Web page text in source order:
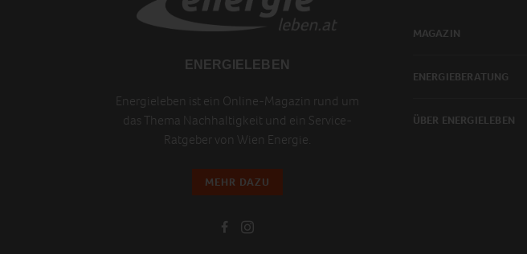
ENERGIELEBEN
Energieleben ist ein Online-Magazin rund um
das Thema Nachhaltigkeit und ein Service-
Ratgeber von Wien Energie.
MEHR DAZU
MAGAZIN
ENERGIEBERATUNG
ÜBER ENERGIELEBEN